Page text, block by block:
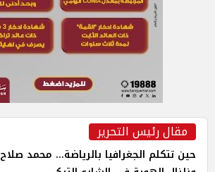
مقال رئيس التحرير
حين تتكلم الجغرافيا بالرياضة... محمد صلاح